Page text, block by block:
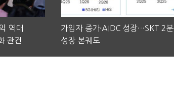
역대
관건
가입자 증가·AIDC 성장…SKT 2
성장 본궤도